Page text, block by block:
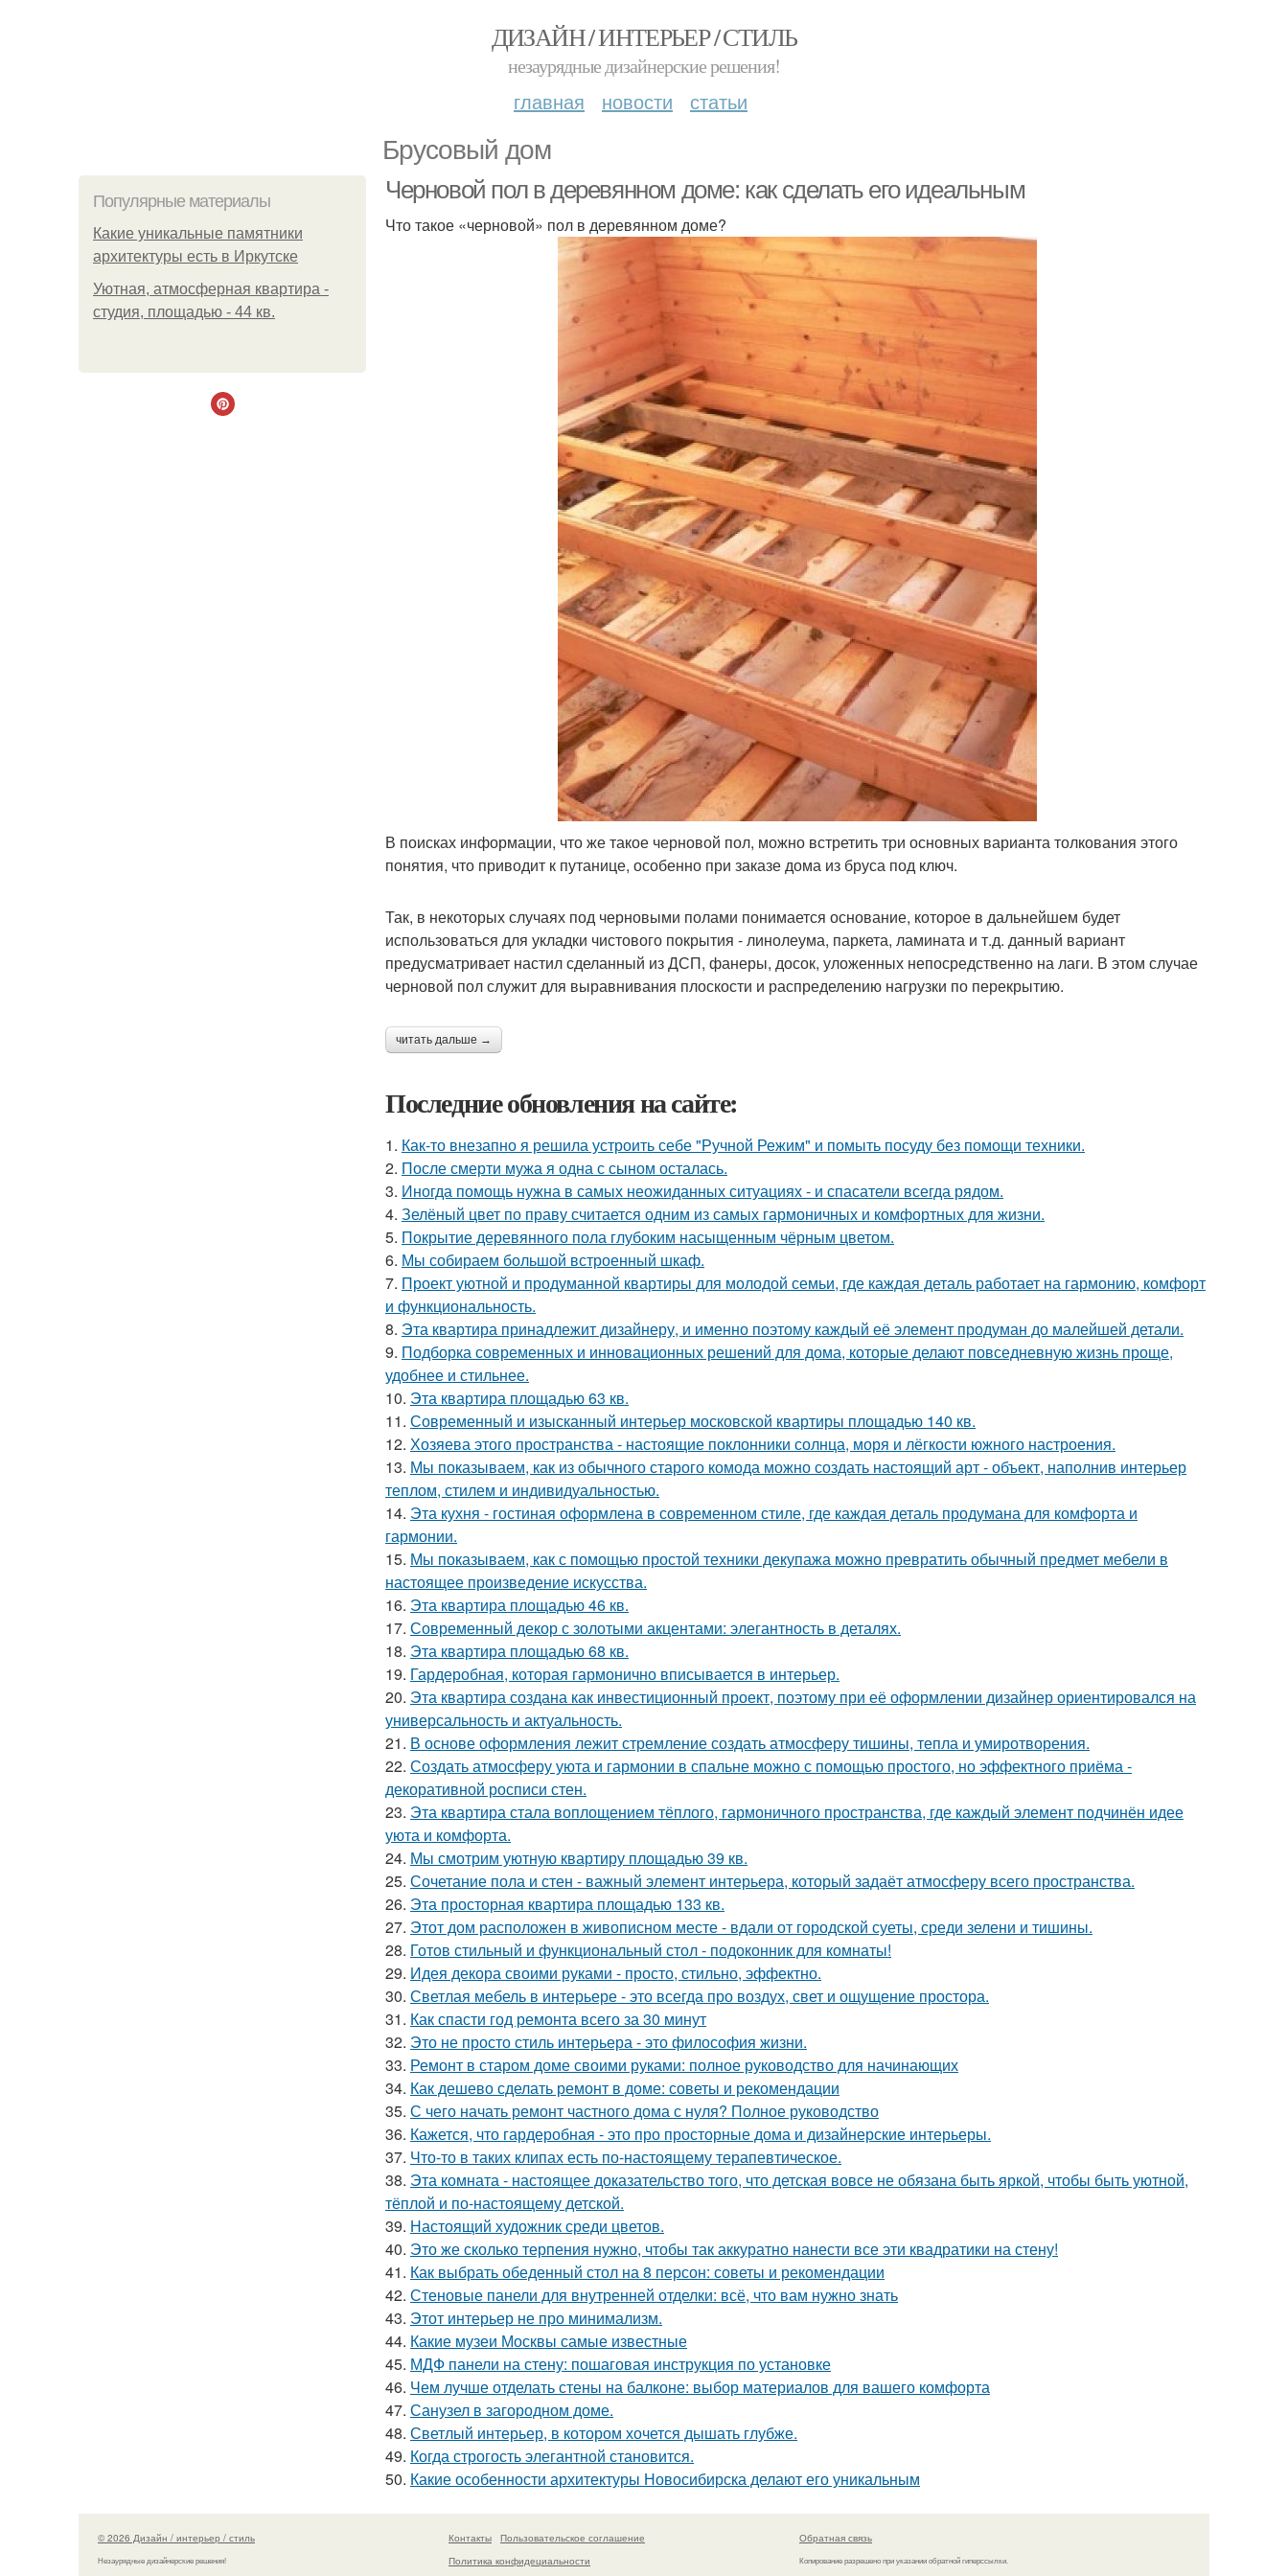
ДИЗАЙН / ИНТЕРЬЕР / СТИЛЬ
незаурядные дизайнерские решения!
главная новости статьи
Брусовый дом
Популярные материалы
Какие уникальные памятники
архитектуры есть в Иркутске
Уютная, атмосферная квартира -
студия, площадью - 44 кв.
Черновой пол в деревянном доме: как сделать его идеальным
Что такое «черновой» пол в деревянном доме?
В поисках информации, что же такое черновой пол, можно встретить три основных варианта толкования этого
понятия, что приводит к путанице, особенно при заказе дома из бруса под ключ.
Так, в некоторых случаях под черновыми полами понимается основание, которое в дальнейшем будет
использоваться для укладки чистового покрытия - линолеума, паркета, ламината и т.д. данный вариант
предусматривает настил сделанный из ДСП, фанеры, досок, уложенных непосредственно на лаги. В этом случае
черновой пол служит для выравнивания плоскости и распределению нагрузки по перекрытию.
читать дальше →
Последние обновления на сайте:
1. Как-то внезапно я решила устроить себе "Ручной Режим" и помыть посуду без помощи техники.
2. После смерти мужа я одна с сыном осталась.
3. Иногда помощь нужна в самых неожиданных ситуациях - и спасатели всегда рядом.
4. Зелёный цвет по праву считается одним из самых гармоничных и комфортных для жизни.
5. Покрытие деревянного пола глубоким насыщенным чёрным цветом.
6. Мы собираем большой встроенный шкаф.
7. Проект уютной и продуманной квартиры для молодой семьи, где каждая деталь работает на гармонию, комфорт
и функциональность.
8. Эта квартира принадлежит дизайнеру, и именно поэтому каждый её элемент продуман до малейшей детали.
9. Подборка современных и инновационных решений для дома, которые делают повседневную жизнь проще,
удобнее и стильнее.
10. Эта квартира площадью 63 кв.
11. Современный и изысканный интерьер московской квартиры площадью 140 кв.
12. Хозяева этого пространства - настоящие поклонники солнца, моря и лёгкости южного настроения.
13. Мы показываем, как из обычного старого комода можно создать настоящий арт - объект, наполнив интерьер
теплом, стилем и индивидуальностью.
14. Эта кухня - гостиная оформлена в современном стиле, где каждая деталь продумана для комфорта и
гармонии.
15. Мы показываем, как с помощью простой техники декупажа можно превратить обычный предмет мебели в
настоящее произведение искусства.
16. Эта квартира площадью 46 кв.
17. Современный декор с золотыми акцентами: элегантность в деталях.
18. Эта квартира площадью 68 кв.
19. Гардеробная, которая гармонично вписывается в интерьер.
20. Эта квартира создана как инвестиционный проект, поэтому при её оформлении дизайнер ориентировался на
универсальность и актуальность.
21. В основе оформления лежит стремление создать атмосферу тишины, тепла и умиротворения.
22. Создать атмосферу уюта и гармонии в спальне можно с помощью простого, но эффектного приёма -
декоративной росписи стен.
23. Эта квартира стала воплощением тёплого, гармоничного пространства, где каждый элемент подчинён идее
уюта и комфорта.
24. Мы смотрим уютную квартиру площадью 39 кв.
25. Сочетание пола и стен - важный элемент интерьера, который задаёт атмосферу всего пространства.
26. Эта просторная квартира площадью 133 кв.
27. Этот дом расположен в живописном месте - вдали от городской суеты, среди зелени и тишины.
28. Готов стильный и функциональный стол - подоконник для комнаты!
29. Идея декора своими руками - просто, стильно, эффектно.
30. Светлая мебель в интерьере - это всегда про воздух, свет и ощущение простора.
31. Как спасти год ремонта всего за 30 минут
32. Это не просто стиль интерьера - это философия жизни.
33. Ремонт в старом доме своими руками: полное руководство для начинающих
34. Как дешево сделать ремонт в доме: советы и рекомендации
35. С чего начать ремонт частного дома с нуля? Полное руководство
36. Кажется, что гардеробная - это про просторные дома и дизайнерские интерьеры.
37. Что-то в таких клипах есть по-настоящему терапевтическое.
38. Эта комната - настоящее доказательство того, что детская вовсе не обязана быть яркой, чтобы быть уютной,
тёплой и по-настоящему детской.
39. Настоящий художник среди цветов.
40. Это же сколько терпения нужно, чтобы так аккуратно нанести все эти квадратики на стену!
41. Как выбрать обеденный стол на 8 персон: советы и рекомендации
42. Стеновые панели для внутренней отделки: всё, что вам нужно знать
43. Этот интерьер не про минимализм.
44. Какие музеи Москвы самые известные
45. МДФ панели на стену: пошаговая инструкция по установке
46. Чем лучше отделать стены на балконе: выбор материалов для вашего комфорта
47. Санузел в загородном доме.
48. Светлый интерьер, в котором хочется дышать глубже.
49. Когда строгость элегантной становится.
50. Какие особенности архитектуры Новосибирска делают его уникальным
© 2026 Дизайн / интерьер / стиль
Незаурядные дизайнерские решения!
Контакты
Пользовательское соглашение
Политика конфидециальности
Обратная связь
Копирование разрешено при указании обратной гиперссылки.